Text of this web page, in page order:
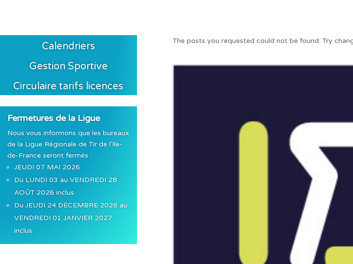
Calendriers
Gestion Sportive
Circulaire tarifs licences
Fermetures de la Ligue
Nous vous informons que les bureaux
de la Ligue Régionale de Tir de l’Ile-
de-France seront fermés :
JEUDI 07 MAI 2026
Du LUNDI 03 au VENDREDI 28
AOÛT 2026 inclus
Du JEUDI 24 DÉCEMBRE 2026 au
VENDREDI 01 JANVIER 2027
inclus
The posts you requested could not be found. Try